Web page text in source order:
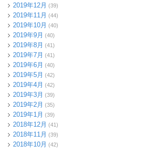
2019年12月 (39)
2019年11月 (44)
2019年10月 (40)
2019年9月 (40)
2019年8月 (41)
2019年7月 (41)
2019年6月 (40)
2019年5月 (42)
2019年4月 (42)
2019年3月 (39)
2019年2月 (35)
2019年1月 (39)
2018年12月 (41)
2018年11月 (39)
2018年10月 (42)